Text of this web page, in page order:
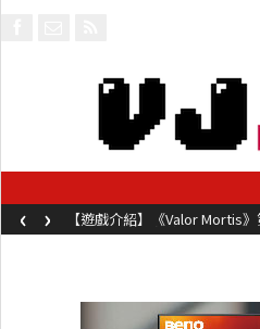
【遊戲介紹】《Valor Mortis
槍械劍與魔法殺敵
‹ ›